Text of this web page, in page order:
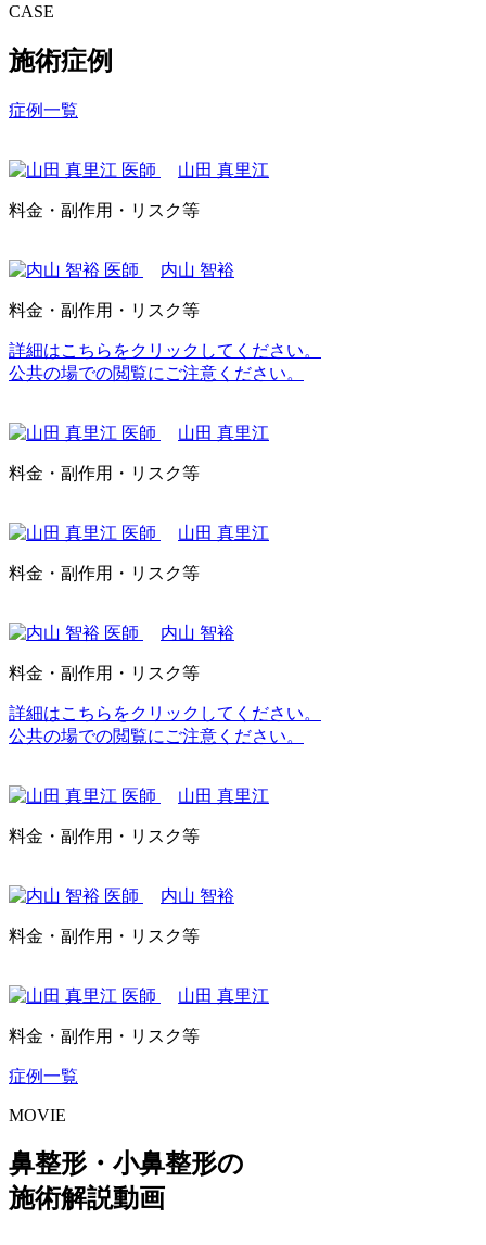
CASE
施術症例
症例一覧
山田 真里江
料金・副作用・リスク等
内山 智裕
料金・副作用・リスク等
詳細はこちらをクリックしてください。
公共の場での閲覧にご注意ください。
山田 真里江
料金・副作用・リスク等
山田 真里江
料金・副作用・リスク等
内山 智裕
料金・副作用・リスク等
詳細はこちらをクリックしてください。
公共の場での閲覧にご注意ください。
山田 真里江
料金・副作用・リスク等
内山 智裕
料金・副作用・リスク等
山田 真里江
料金・副作用・リスク等
症例一覧
MOVIE
鼻整形・小鼻整形の
施術解説動画